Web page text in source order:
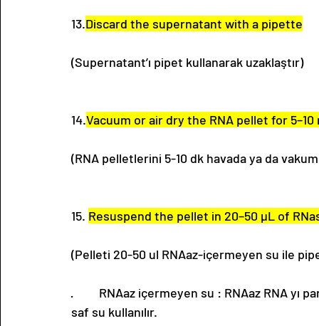
13.Discard the supernatant with a pipette
(Supernatant’ı pipet kullanarak uzaklaştır)
14.Vacuum or air dry the RNA pellet for
(RNA pelletlerini 5-10 dk havada ya da
15. Resuspend the pellet in 20–50 µL of
(Pelleti 20-50 ul RNAaz-içermeyen su ile
·         RNAaz içermeyen su : RNAaz RNA
saf su kullanılır.